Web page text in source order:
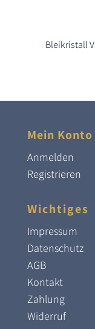
Bleikristall
Mein Konto
Anmelden
Registrieren
Wichtiges
Impressum
Datenschutz
AGB
Kontakt
Zahlung
Widerruf